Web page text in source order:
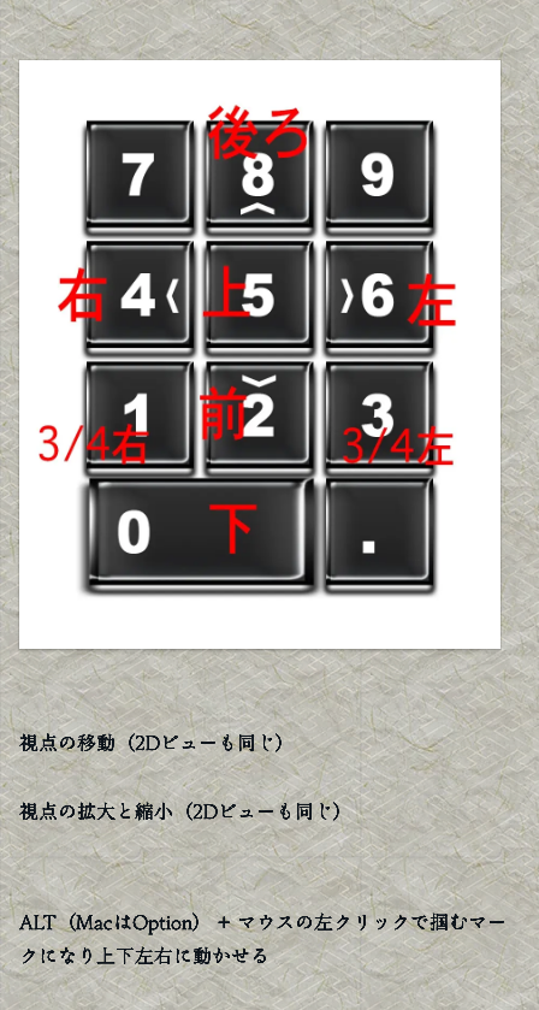
視点の移動（2Dビューも同じ）
視点の拡大と縮小（2Dビューも同じ）
ALT（MacはOption） + マウスの左クリックで掴むマー
クになり上下左右に動かせる